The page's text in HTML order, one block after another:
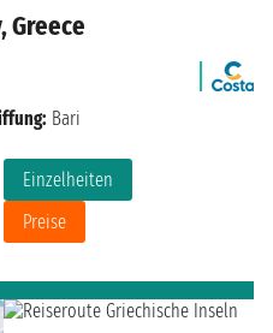
Greece
Einzelheiten
Preise
Bari